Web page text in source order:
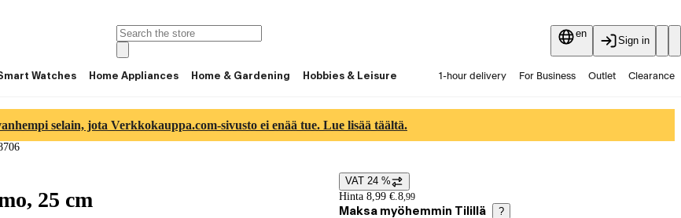
en
Sign in
Watches Home Appliances Home & Gardening Hobbies & Leisure 1-hour delivery For Business Outlet Clearance
selain, jota Verkkokauppa.com-sivusto ei enää tue. Lue lisää täältä.
25 cm Price details
VAT 24 %
Hinta 8,99 €.8,99
Maksa myöhemmin Tilillä ?